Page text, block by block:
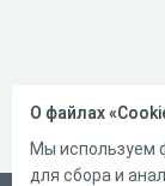
О файлах
Мы используем
для сбора и